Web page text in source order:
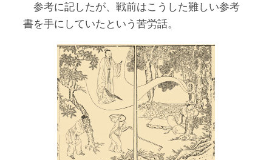
参考に記したが、戦前はこうした難しい参考
書を手にしていたという苦労話。